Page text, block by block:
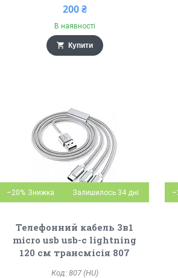
200 ₴
В наявності
Купити
–20% Залишилось 34 дні
Телефонний кабель 3в1
micro usb usb-c lightning
120 см трансмісія 807
807 (HU)